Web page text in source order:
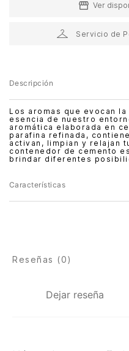
Ver
Servicio de
Descripción
Los aromas que evocan
esencia de nuestro
aromática elaborada en
parafina refinada,
activan, limpian y relajan
contenedor de cemento
brindar diferentes
Características
Dejar reseña
Reseñas (0)